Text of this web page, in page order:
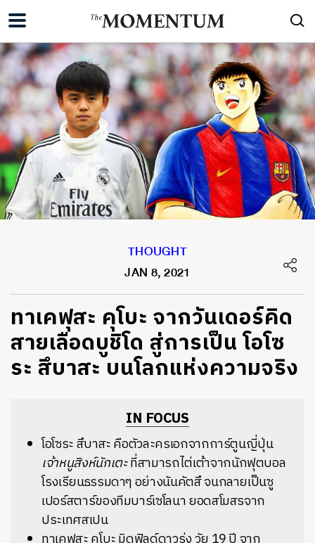
THOUGHT
JAN 8, 2021
ทาเคฟุสะ คุโบะ จากวันเดอร์คิด
สายเลือดบูชิโด สู่การเป็น โอโซ
ระ สึบาสะ บนโลกแห่งความจริง
IN FOCUS
โอโซระ สึบาสะ คือตัวละครเอกจากการ์ตูนญี่ปุ่น
เจ้าหนูสิงห์นักเตะที่สามารถไต่เต้าจากนักฟุตบอล
โรงเรียนธรรมดาๆ อย่างนันคัตสึ จนกลายเป็นซู
เปอร์สตาร์ของทีมบาร์เซโลนา ยอดสโมสรจาก
ประเทศสเปน